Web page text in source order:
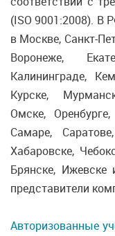
(ISO 9001:2008). В
в Москве, Санкт-
Воронеже,
Калининграде,
Курске,
Омске,
Самаре,
Хабаровске,
Брянске, Ижевске
представители
Авторизованные